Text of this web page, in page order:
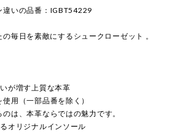
いの品番：IGBT54229
の毎日を素敵にするシュークローゼット 。
が増す上質な本革
用（一部品番を除く）
のは、本革ならではの魅力です。
オリジナルインソール